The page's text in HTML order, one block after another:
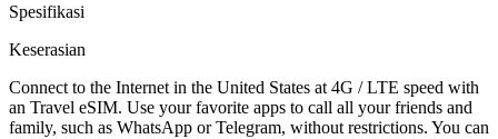
Spesifikasi
Keserasian
Connect to the Internet in the United States at 4G / LTE speed with
an Travel eSIM. Use your favorite apps to call all your friends and
family, such as WhatsApp or Telegram, without restrictions. You can